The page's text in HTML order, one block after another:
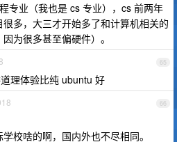
专业（我也是 cs 专业），cs 前两年
多，大三才开始多了和计算机相关的
为很多甚至偏硬件）。
65
理体验比纯 ubuntu 好
66
校啥的啊，国内外也不尽相同。